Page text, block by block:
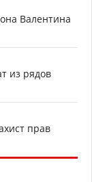
Валентина
из рядов
прав